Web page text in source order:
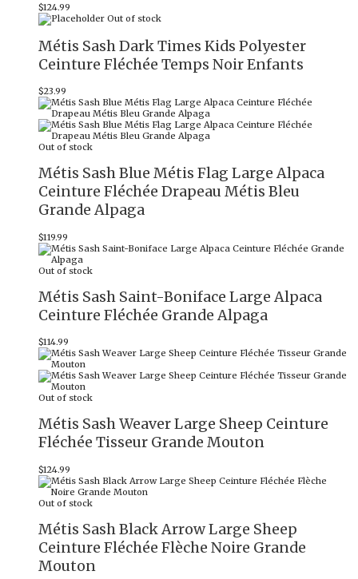
$124.99
Out of stock
Métis Sash Dark Times Kids Polyester
Ceinture Fléchée Temps Noir Enfants
$23.99
Out of stock
Métis Sash Blue Métis Flag Large Alpaca
Ceinture Fléchée Drapeau Métis Bleu
Grande Alpaga
$119.99
Out of stock
Métis Sash Saint-Boniface Large Alpaca
Ceinture Fléchée Grande Alpaga
$114.99
Out of stock
Métis Sash Weaver Large Sheep Ceinture
Fléchée Tisseur Grande Mouton
$124.99
Out of stock
Métis Sash Black Arrow Large Sheep
Ceinture Fléchée Flèche Noire Grande
Mouton